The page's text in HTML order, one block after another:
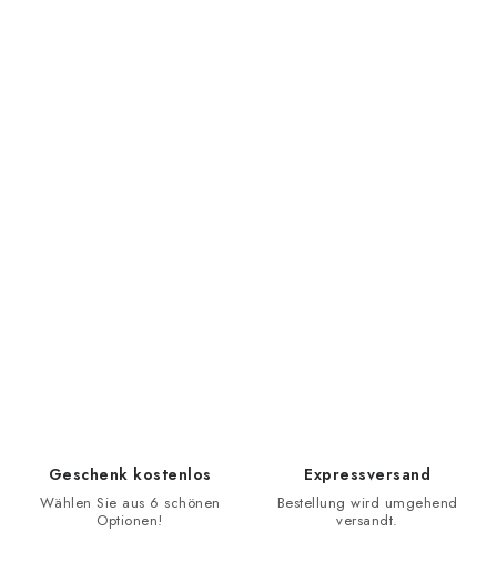
Geschenk kostenlos
Wählen Sie aus 6 schönen
Optionen!
Expressversand
Bestellung wird umgehend
versandt.